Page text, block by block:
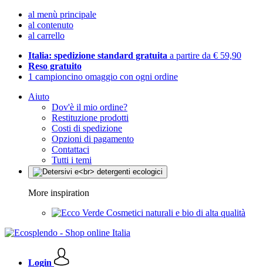
al menù principale
al contenuto
al carrello
Italia: spedizione standard gratuita a partire da € 59,90
Reso gratuito
1 campioncino omaggio con ogni ordine
Aiuto
Dov'è il mio ordine?
Restituzione prodotti
Costi di spedizione
Opzioni di pagamento
Contattaci
Tutti i temi
More inspiration
Cosmetici naturali e bio di alta qualità
Login